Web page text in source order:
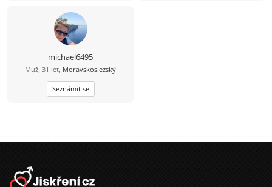
michael6495
Muž, 31 let, Moravskoslezský
Seznámit se